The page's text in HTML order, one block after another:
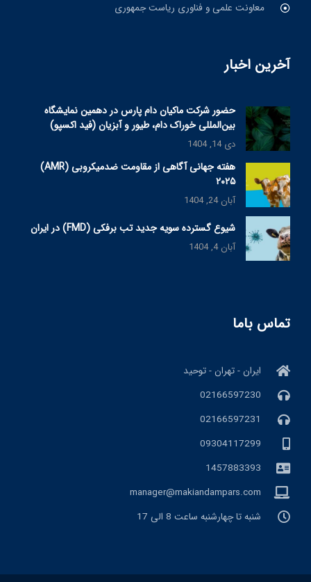
معاونت علمی و فناوری ریاست جمهوری
آخرین اخبار
حضور شرکت ماکیان دام پارس در دهمین نمایشگاه
بین‌المللی خوراک دام، طیور و آبزیان (فید اکسپو)
دی 14, 1404
هفته جهانی آگاهی از مقاومت ضدمیکروبی (AMR)
۲۰۲۵
آبان 24, 1404
شیوع گسترده سویه جدید تب برفکی (FMD) در ایران
آبان 4, 1404
تماس باما
ایران - تهران - توحید
02166597230
02166597231
09304117299
1457883393
manager@makiandampars.com
شنبه تا چهارشنبه ساعت 8 الی 17